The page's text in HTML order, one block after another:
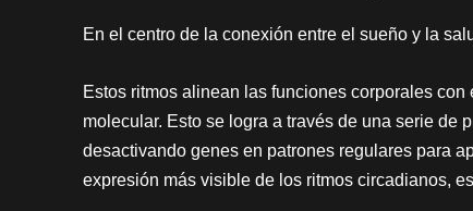
En el centro de la conexión entre el sueño y la
Estos ritmos alinean las funciones corporales
molecular. Esto se logra a través de una serie de
desactivando genes en patrones regulares para
expresión más visible de los ritmos circadianos,